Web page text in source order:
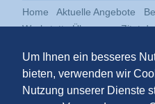
Um Ihnen ein besseres
bieten, verwenden wir
Nutzung unserer Dienste
Home Aktuelle Angebote
Werkstatt
Über uns Zitat